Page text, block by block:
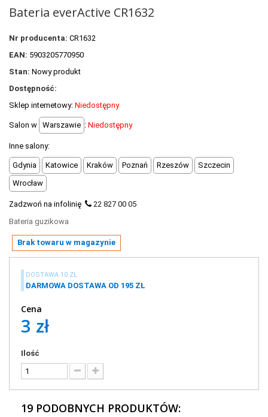
PROMOCJE
OUTLET
Bateria everActive CR1632
Nr producenta: CR1632
EAN: 5903205770950
Stan: Nowy produkt
Dostępność:
Sklep internetowy: Niedostępny
Salon w Warszawie : Niedostępny
Inne salony:
Gdynia Katowice Kraków Poznań Rzeszów
Szczecin
Wrocław
Zadzwoń na infolinię
22 827 00 05
Bateria guzikowa
Brak towaru w magazynie
DOSTAWA 10 ZŁ
DARMOWA DOSTAWA OD 195 ZŁ
Cena
3 zł
Ilość
19 PODOBNYCH PRODUKTÓW: